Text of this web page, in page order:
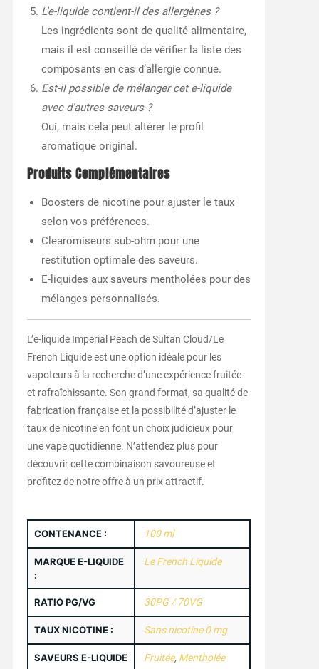
L’e-liquide contient-il des allergènes ?
Les ingrédients sont de qualité alimentaire,
mais il est conseillé de vérifier la liste des
composants en cas d’allergie connue.
Est-il possible de mélanger cet e-liquide
avec d’autres saveurs ?
Oui, mais cela peut altérer le profil
aromatique original.
Produits Complémentaires
Boosters de nicotine pour ajuster le taux
selon vos préférences.
Clearomiseurs sub-ohm pour une
restitution optimale des saveurs.
E-liquides aux saveurs mentholées pour des
mélanges personnalisés.
L’e-liquide Imperial Peach de Sultan Cloud/Le
French Liquide est une option idéale pour les
vapoteurs à la recherche d’une expérience fruitée
et rafraîchissante. Son grand format, sa qualité de
fabrication française et la possibilité d’ajuster le
taux de nicotine en font un choix judicieux pour
une vape quotidienne. N’attendez plus pour
découvrir cette combinaison savoureuse et
profitez de notre offre à un prix attractif.
CONTENANCE : 100 ml
MARQUE E-LIQUIDE
:
Le French Liquide
RATIO PG/VG 30PG / 70VG
TAUX NICOTINE : Sans nicotine 0 mg
SAVEURS E-LIQUIDE
Fruitée, Mentholée